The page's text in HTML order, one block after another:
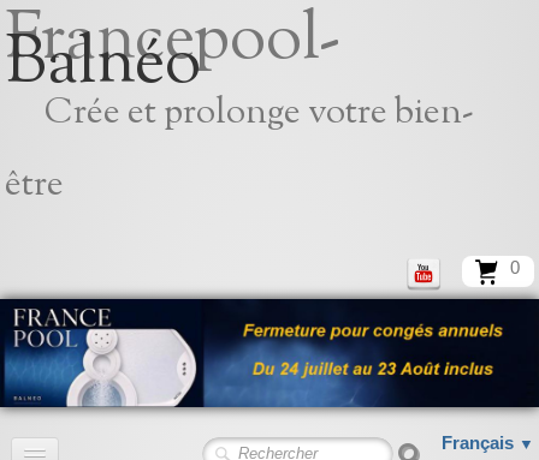
Francepool-
Balnéo
Crée et prolonge votre bien-
être
0
Français ▼